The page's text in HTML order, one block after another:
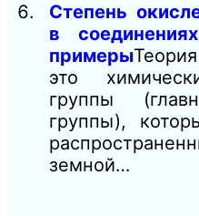
Степень
в
примеры
это
группы
группы),
земной…